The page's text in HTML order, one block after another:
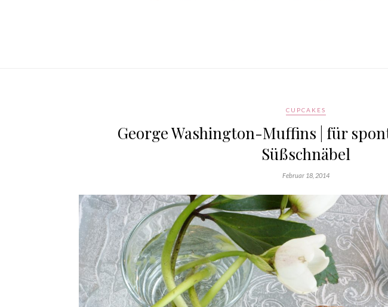
CUPCAKES
George Washington-Muffins | für
Süßschnäbel
Februar 18, 2014